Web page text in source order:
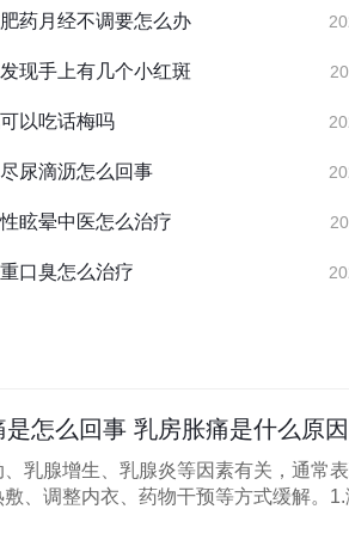
药月经不调要怎么办
现手上有几个小红斑
以吃话梅吗
尿滴沥怎么回事
眩晕中医怎么治疗
口臭怎么治疗
怎么回事 乳房胀痛是什么原
乳腺增生、乳腺炎等因素有关，通常
、调整内衣、药物干预等方式缓解。1.